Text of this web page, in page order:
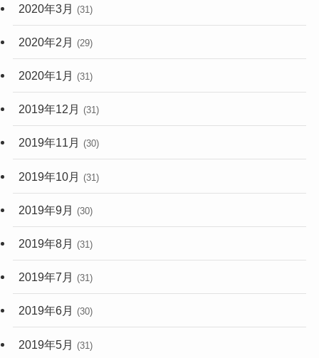
2020年3月 (31)
2020年2月 (29)
2020年1月 (31)
2019年12月 (31)
2019年11月 (30)
2019年10月 (31)
2019年9月 (30)
2019年8月 (31)
2019年7月 (31)
2019年6月 (30)
2019年5月 (31)